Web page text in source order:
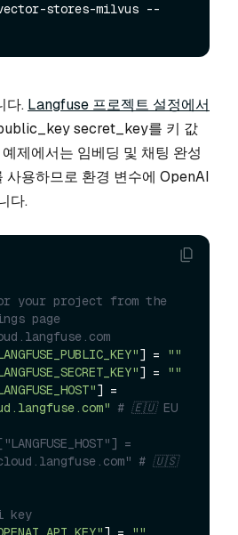
stores-milvus --
다. Langfuse 프로젝트 설정에서
secret_key를 키 값
제에서는 임베딩 및 채팅 완성
사용하므로 환경 변수에 OpenAI
다.
your project from the
page
] =
""
] =
""
# 🇪🇺 EU
=
# 🇺🇸
key